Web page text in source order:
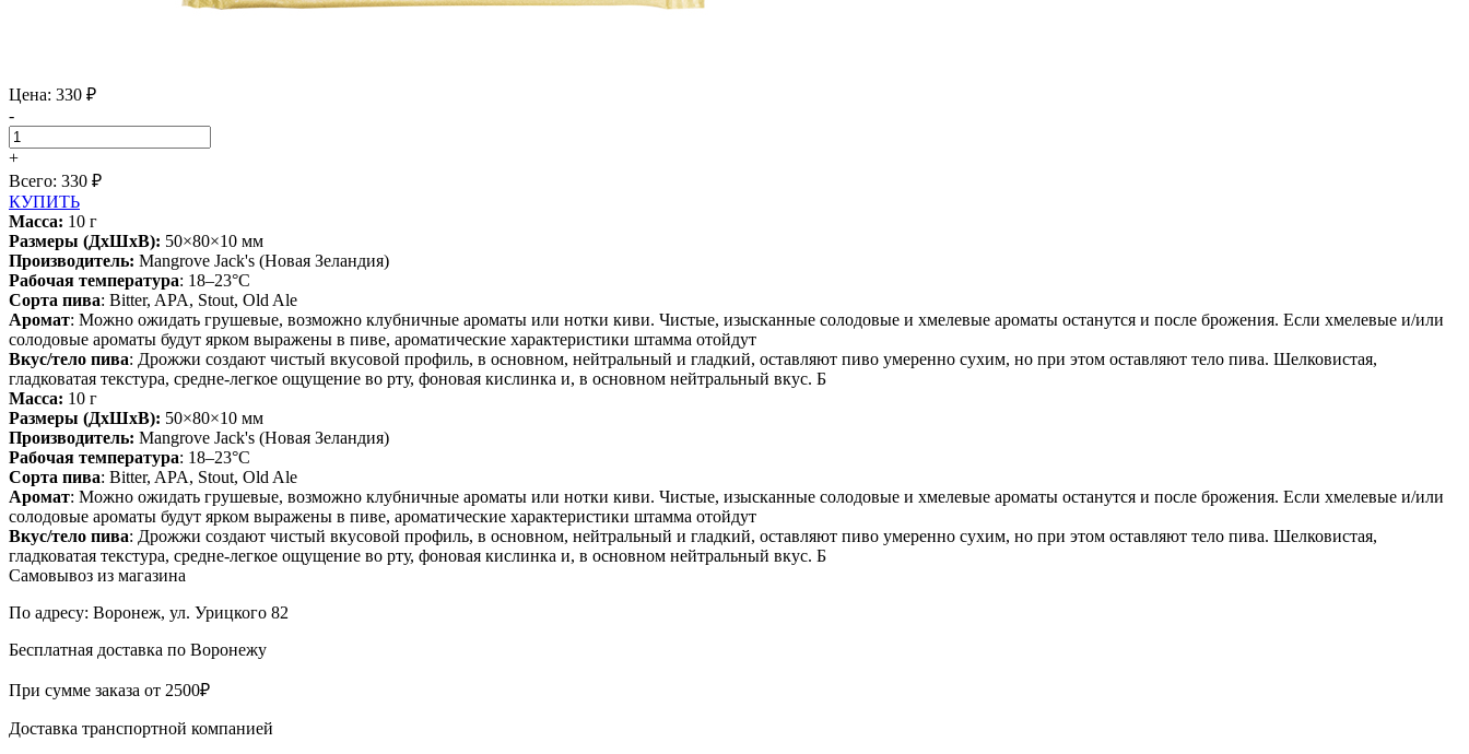
Цена: 330 ₽
-
+
Всего: 330 ₽
КУПИТЬ
Масса: 10 г
Размеры (ДхШхВ): 50×80×10 мм
Производитель: Mangrove Jack's (Новая Зеландия)
Рабочая температура: 18–23°C
Сорта пива: Bitter, APA, Stout, Old Ale
Аромат: Можно ожидать грушевые, возможно клубничные ароматы или нотки киви. Чистые, изысканные солодовые и хмелевые ароматы останутся и после брожения. Если хмелевые и/или
солодовые ароматы будут ярком выражены в пиве, ароматические характеристики штамма отойдут
Вкус/тело пива: Дрожжи создают чистый вкусовой профиль, в основном, нейтральный и гладкий, оставляют пиво умеренно сухим, но при этом оставляют тело пива. Шелковистая,
гладковатая текстура, средне-легкое ощущение во рту, фоновая кислинка и, в основном нейтральный вкус. Б
Масса: 10 г
Размеры (ДхШхВ): 50×80×10 мм
Производитель: Mangrove Jack's (Новая Зеландия)
Рабочая температура: 18–23°C
Сорта пива: Bitter, APA, Stout, Old Ale
Аромат: Можно ожидать грушевые, возможно клубничные ароматы или нотки киви. Чистые, изысканные солодовые и хмелевые ароматы останутся и после брожения. Если хмелевые и/или
солодовые ароматы будут ярком выражены в пиве, ароматические характеристики штамма отойдут
Вкус/тело пива: Дрожжи создают чистый вкусовой профиль, в основном, нейтральный и гладкий, оставляют пиво умеренно сухим, но при этом оставляют тело пива. Шелковистая,
гладковатая текстура, средне-легкое ощущение во рту, фоновая кислинка и, в основном нейтральный вкус. Б
Самовывоз из магазина
По адресу: Воронеж, ул. Урицкого 82
Бесплатная доставка по Воронежу
При сумме заказа от 2500₽
Доставка транспортной компанией